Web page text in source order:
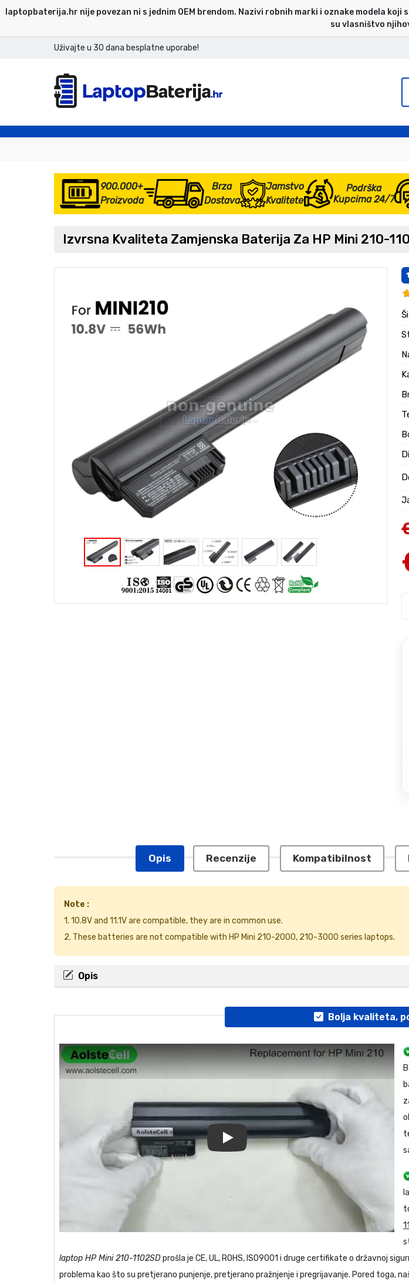
laptopbaterija.hr nije povezan ni s jednim OEM brendom. Nazivi robnih marki i oznake modela
su vlasništvo
Uživajte u 30 dana besplatne uporabe!
900.000+
Proizvoda
Brza
Dostava
Jamstvo
Kvalitete
Podrška
Kupcima 24/7
Izvrsna Kvaliteta Zamjenska Baterija Za HP Mini 210-
Opis Recenzije Kompatibilnost
Note :
1. 10.8V and 11.1V are compatible, they are in common use.
2. These batteries are not compatible with HP Mini 210-2000, 210-3000 series laptops.
Opis
Bolja kvaliteta,
laptop HP Mini 210-1102SDprošla je CE, UL, ROHS, ISO9001 i druge certifikate o državnoj
problema kao što su pretjerano punjenje, pretjerano pražnjenje i pregrijavanje. Pored toga,